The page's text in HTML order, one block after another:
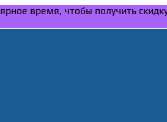
время, чтобы получить